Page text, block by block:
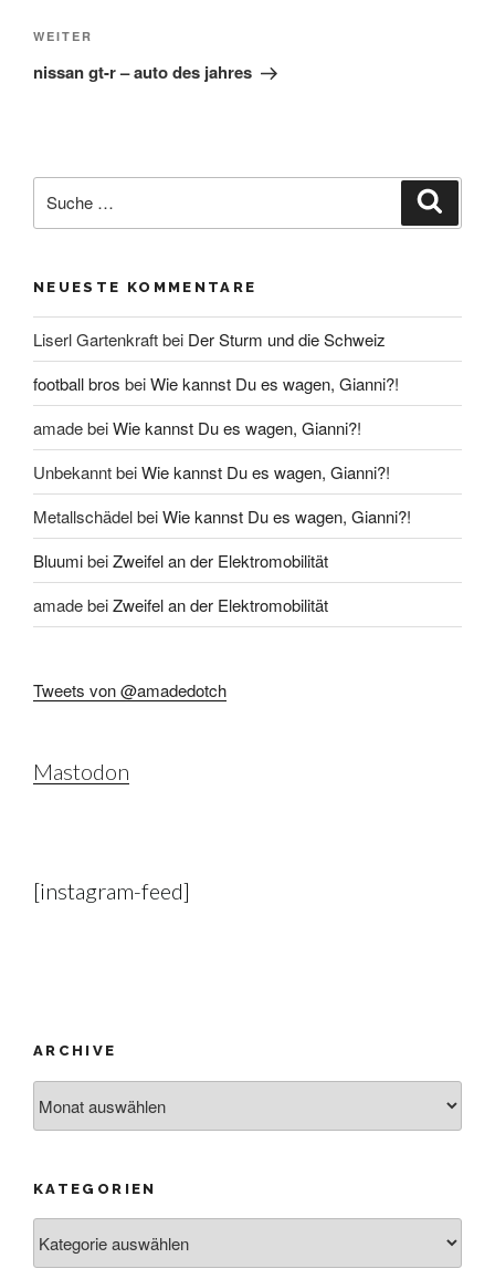
Nächster
Beitrag
WEITER
nissan gt-r – auto des jahres
nach:
NEUESTE KOMMENTARE
Liserl Gartenkraftbei Der Sturm und die Schweiz
football bros beiWie kannst Du es wagen, Gianni?!
amadebeiWie kannst Du es wagen, Gianni?!
UnbekanntbeiWie kannst Du es wagen, Gianni?!
MetallschädelbeiWie kannst Du es wagen, Gianni?!
BluumibeiZweifel an der Elektromobilität
amadebeiZweifel an der Elektromobilität
Tweets von @amadedotch
Mastodon
[instagram-feed]
ARCHIVE
KATEGORIEN